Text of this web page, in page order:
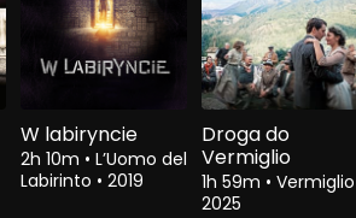
W labiryncie
2h 10m • L’Uomo del
Labirinto • 2019
Droga do
Vermiglio
1h 59m •
2025